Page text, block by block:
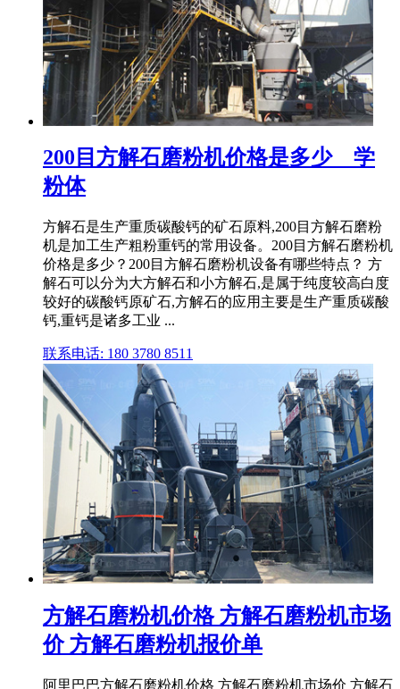
200目方解石磨粉机价格是多少 _ 学
粉体
方解石是生产重质碳酸钙的矿石原料,200目方解石磨粉
机是加工生产粗粉重钙的常用设备。200目方解石磨粉机
价格是多少？200目方解石磨粉机设备有哪些特点？ 方
解石可以分为大方解石和小方解石,是属于纯度较高白度
较好的碳酸钙原矿石,方解石的应用主要是生产重质碳酸
钙,重钙是诸多工业 ...
联系电话: 180 3780 8511
方解石磨粉机价格 方解石磨粉机市场
价 方解石磨粉机报价单
阿里巴巴方解石磨粉机价格 方解石磨粉机市场价 方解石